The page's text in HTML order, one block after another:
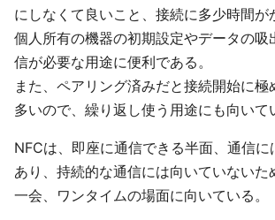
にしなくて良いこと、接続に多少時間が
個人所有の機器の初期設定やデータの吸
信が必要な用途に便利である。
また、ペアリング済みだと接続開始に
多いので、繰り返し使う用途にも向いて
NFCは、即座に通信できる半面、通信
あり、持続的な通信には向いていないた
一会、ワンタイムの場面に向いている。